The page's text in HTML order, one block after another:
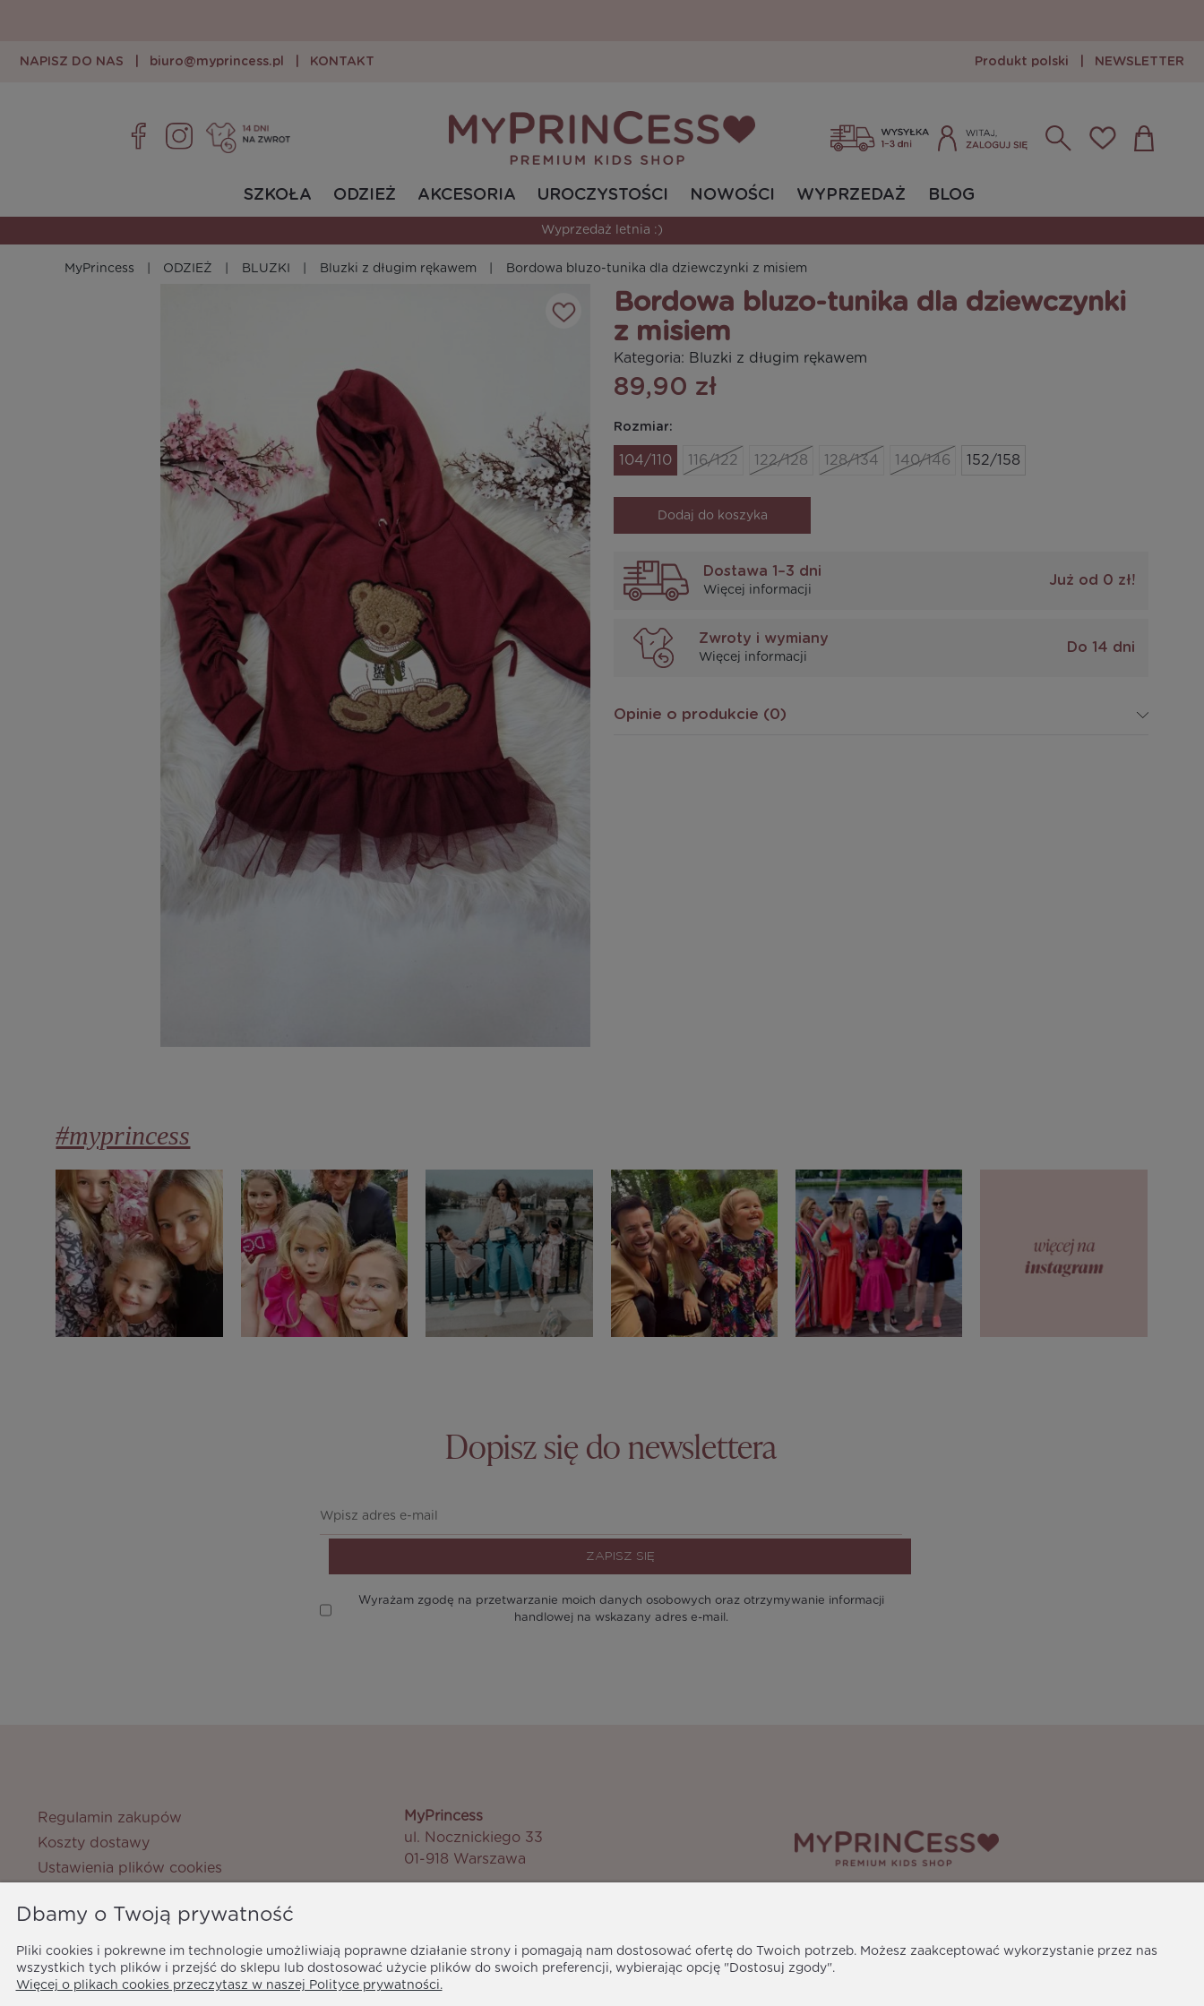
NAPISZ DO NAS biuro@myprincess.pl KONTAKT Produkt polski NEWSLETTER
SZKOŁA ODZIEŻ AKCESORIA UROCZYSTOŚCI NOWOŚCI WYPRZEDAŻ BLOG
Wyprzedaż letnia :)
MyPrincess ODZIEŻ BLUZKI Bluzki z długim rękawem Bordowa bluzo-tunika dla dziewczynki z misiem
Bordowa bluzo-tunika dla dziewczynki
z misiem
Kategoria: Bluzki z długim rękawem
89,90 zł
Rozmiar:
104/110 116/122 122/128 128/134 140/146 152/158
Dodaj do koszyka
Dostawa 1–3 dni
Więcej informacji
Już od 0 zł!
Zwroty i wymiany
Więcej informacji
Do 14 dni
Opinie o produkcie (0)
#myprincess
Dopisz się do newslettera
ZAPISZ SIĘ
Wyrażam zgodę na przetwarzanie moich danych osobowych oraz otrzymywanie informacji
handlowej na wskazany adres e-mail.
Regulamin zakupów
Koszty dostawy
Ustawienia plików cookies
Metody płatności
Ochrona danych osobowych
Polityka prywatności
MyPrincess
ul. Nocznickiego 33
01-918 Warszawa
Dbamy o Twoją prywatność
Pliki cookies i pokrewne im technologie umożliwiają poprawne działanie strony i pomagają nam dostosować ofertę do Twoich potrzeb. Możesz zaakceptować wykorzystanie przez nas
wszystkich tych plików i przejść do sklepu lub dostosować użycie plików do swoich preferencji, wybierając opcję "Dostosuj zgody".
Więcej o plikach cookies przeczytasz w naszej Polityce prywatności.